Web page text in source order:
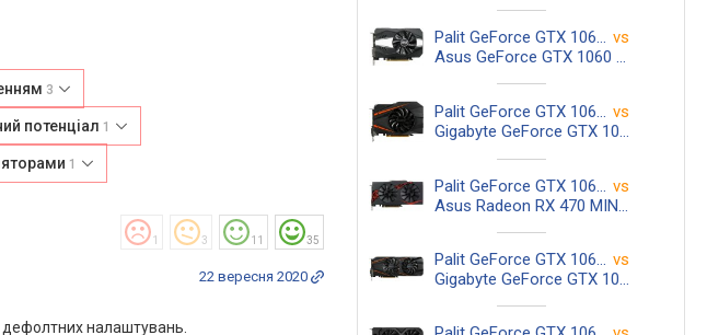
3
потенціал 1
1
1 3 11 35
22 вересня 2020
дефолтних налаштувань.
Palit GeForce GTX 1060 Dual 3GB vs
Asus GeForce GTX 1060 Phoenix 3GB
Palit GeForce GTX 1060 Dual 3GB vs
Gigabyte GeForce GTX 1060 Mini ITX OC 3G
Palit GeForce GTX 1060 Dual 3GB vs
Asus Radeon RX 470 MINING-RX470-4G
Palit GeForce GTX 1060 Dual 3GB vs
Gigabyte GeForce GTX 1060 G1 Gaming 3G